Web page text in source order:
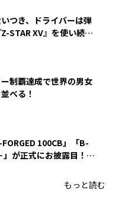
いつき、ドライバーは弾
STAR XV』を使い続け
制覇達成で世界の男女
べる！
100CB」「B-
」が正式にお披露目！
もっと読む